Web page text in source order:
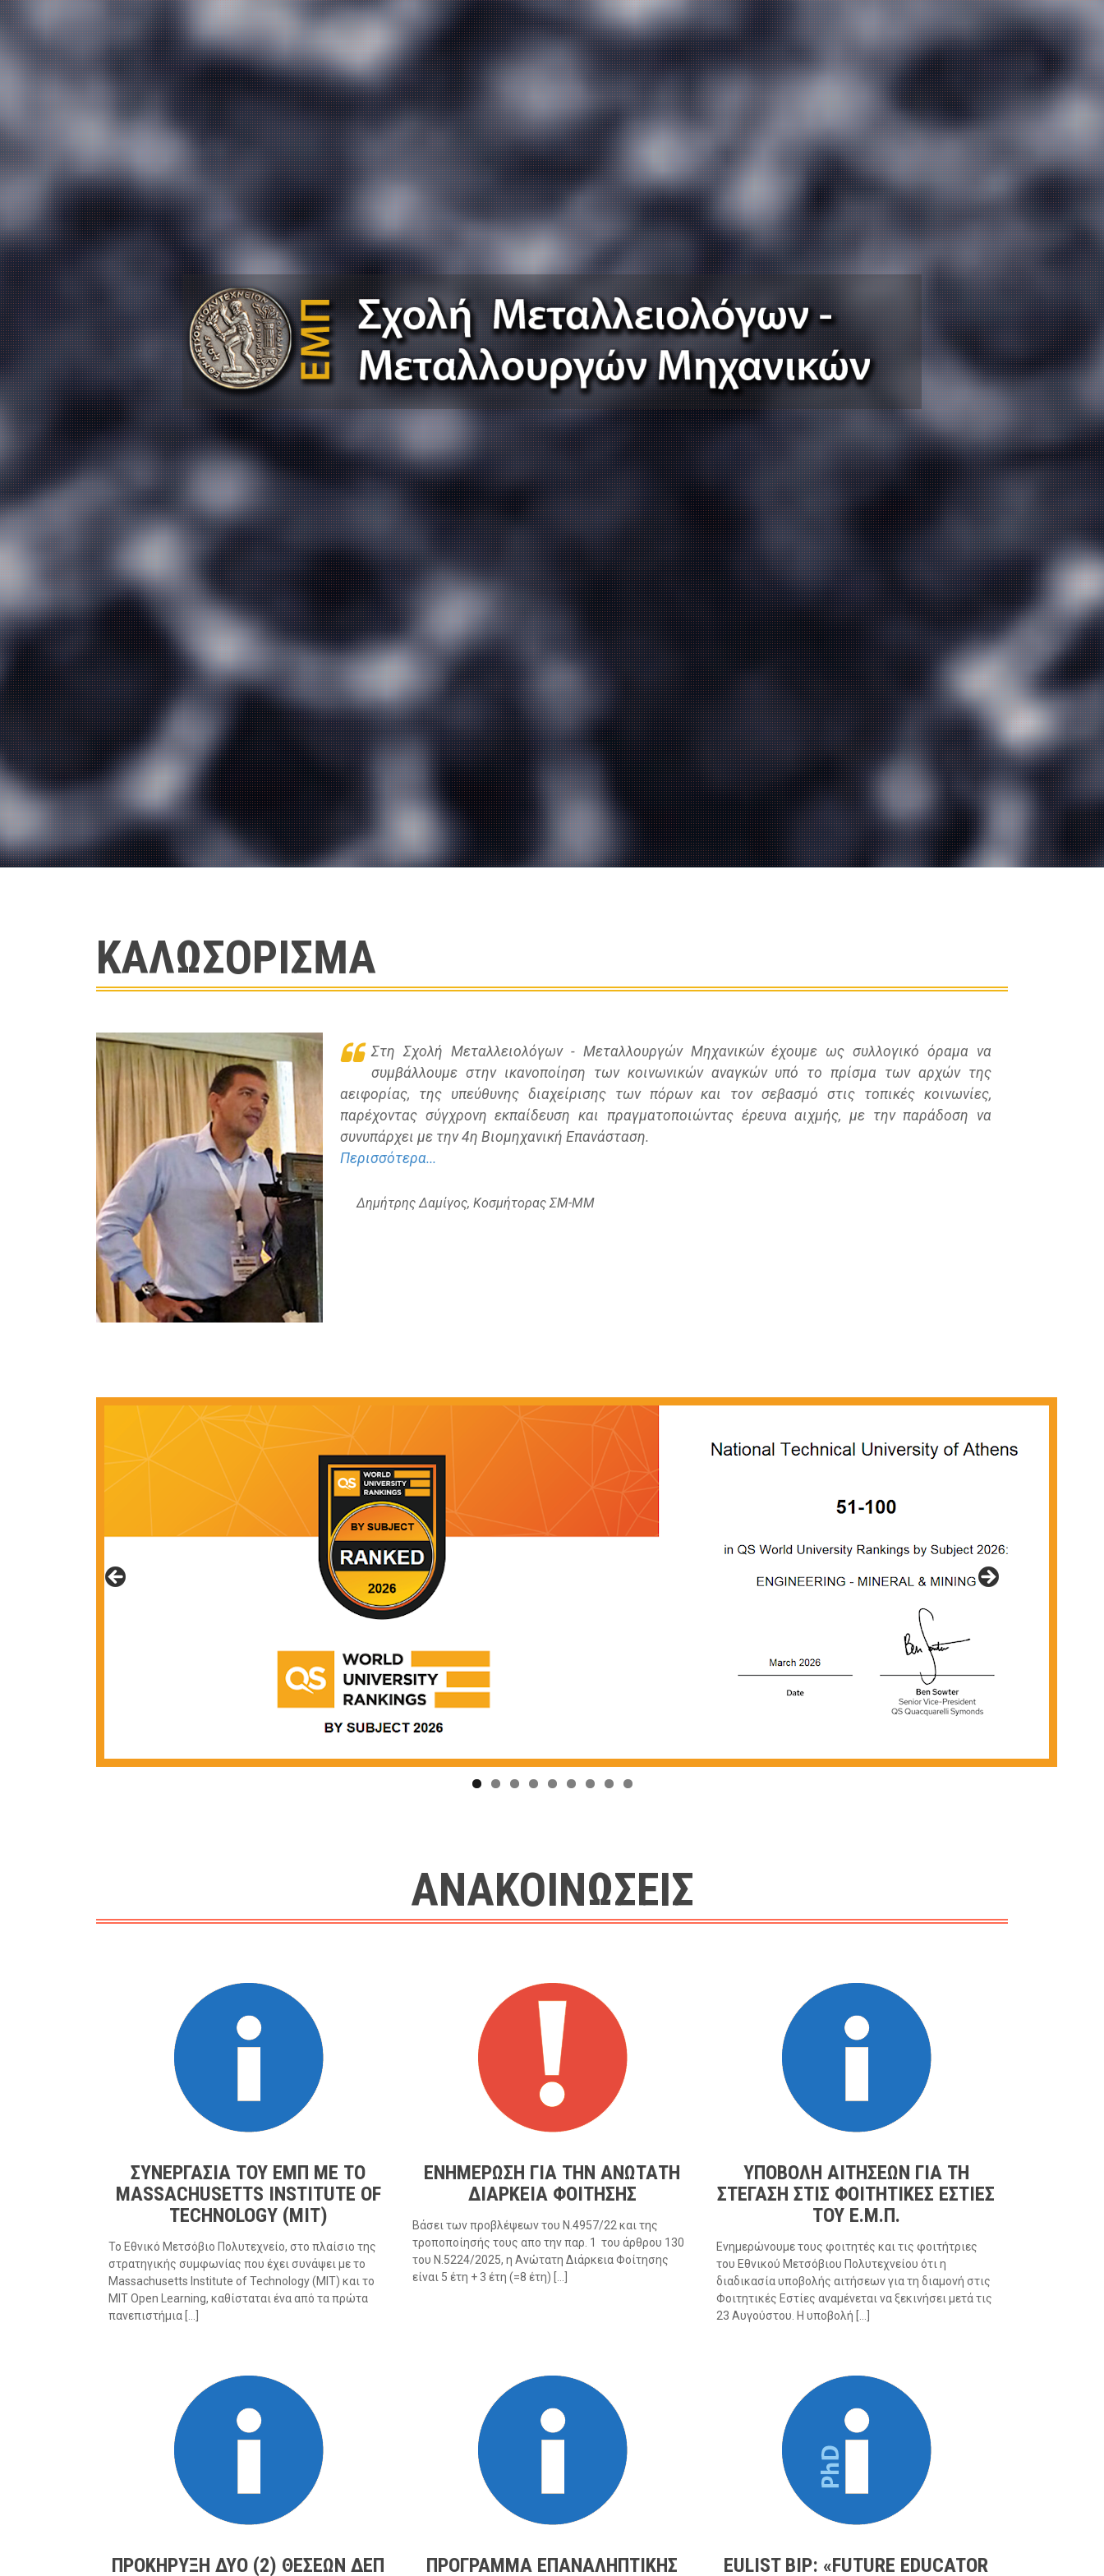
ΚΑΛΩΣΌΡΙΣΜΑ
Στη Σχολή Μεταλλειολόγων - Μεταλλουργών Μηχανικών έχουμε ως συλλογικό όραμα να
συμβάλλουμε στην ικανοποίηση των κοινωνικών αναγκών υπό το πρίσμα των αρχών της
αειφορίας, της υπεύθυνης διαχείρισης των πόρων και τον σεβασμό στις τοπικές κοινωνίες,
παρέχοντας σύγχρονη εκπαίδευση και πραγματοποιώντας έρευνα αιχμής, με την παράδοση να
συνυπάρχει με την 4η Βιομηχανική Επανάσταση.
Περισσότερα...
Δημήτρης Δαμίγος, Κοσμήτορας ΣΜ-ΜΜ
ΑΝΑΚΟΙΝΩΣΕΙΣ
ΣΥΝΕΡΓΑΣΊΑ ΤΟΥ ΕΜΠ ΜΕ ΤΟ
MASSACHUSETTS INSTITUTE OF
TECHNOLOGY (MIT)
Το Εθνικό Μετσόβιο Πολυτεχνείο, στο πλαίσιο της
στρατηγικής συμφωνίας που έχει συνάψει με το
Massachusetts Institute of Technology (MIT) και το
MIT Open Learning, καθίσταται ένα από τα πρώτα
πανεπιστήμια […]
ΕΝΗΜΕΡΩΣΗ ΓΙΑ ΤΗΝ ΑΝΩΤΑΤΗ
ΔΙΑΡΚΕΙΑ ΦΟΙΤΗΣΗΣ
Βάσει των προβλέψεων του Ν.4957/22 και της
τροποποίησής τους απο την παρ. 1 του άρθρου 130
του Ν.5224/2025, η Ανώτατη Διάρκεια Φοίτησης
είναι 5 έτη + 3 έτη (=8 έτη) […]
ΥΠΟΒΟΛΉ ΑΙΤΉΣΕΩΝ ΓΙΑ ΤΗ
ΣΤΈΓΑΣΗ ΣΤΙΣ ΦΟΙΤΗΤΙΚΈΣ ΕΣΤΊΕΣ
ΤΟΥ Ε.Μ.Π.
Ενημερώνουμε τους φοιτητές και τις φοιτήτριες
του Εθνικού Μετσόβιου Πολυτεχνείου ότι η
διαδικασία υποβολής αιτήσεων για τη διαμονή στις
Φοιτητικές Εστίες αναμένεται να ξεκινήσει μετά τις
23 Αυγούστου. Η υποβολή […]
ΠΡΟΚΗΡΥΞΗ ΔΥΟ (2) ΘΕΣΕΩΝ ΔΕΠ
ΠΡΟΓΡΑΜΜΑ ΕΠΑΝΑΛΗΠΤΙΚΗΣ
EULIST BIP: «FUTURE EDUCATOR